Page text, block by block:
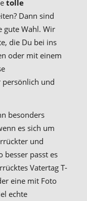
tolle
Dann sind
gute Wahl. Wir
die Du bei ins
oder mit einem
persönlich und
besonders
es sich um
und
besser passt es
Vatertag T-
eine mit Foto
echte